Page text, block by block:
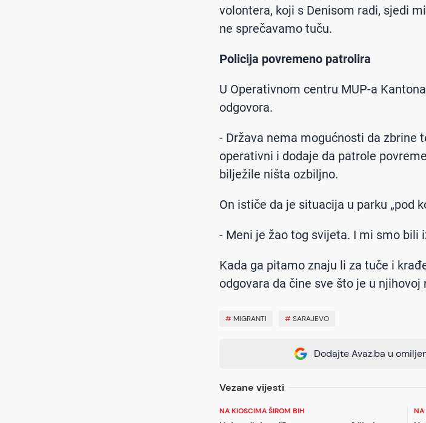
volontera, koji s Denisom radi, sjedi
ne sprečavamo tuču.
Policija povremeno patrolira
U Operativnom centru MUP-a
odgovora.
- Država nema mogućnosti da zbrine
operativni i dodaje da patrole
bilježile ništa ozbiljno.
On ističe da je situacija u parku „pod
- Meni je žao tog svijeta. I mi smo bili
Kada ga pitamo znaju li za tuče i
odgovara da čine sve što je u njihovoj
# MIGRANTI #SARAJEVO
Dodajte Avaz.ba u
Vezane vijesti
NA KIOSCIMA ŠIROM BIH NA